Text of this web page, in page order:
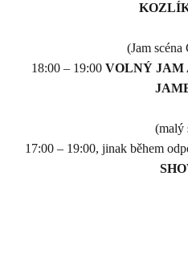
(Jam scéna
18:00 – 19:00 VOLNÝ JAM
(malý
17:00 – 19:00, jinak během